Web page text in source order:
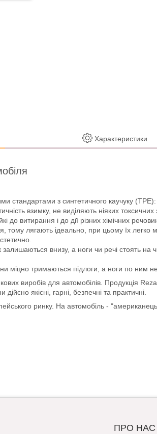
Характеристики
стандартами з синтетичного каучуку (ТРЕ):
взимку, не виділяють ніяких токсичних
до витирання і до дії різних хімічних
тому лягають ідеально, при цьому їх легко
внизу, а ноги чи речі стоять на
міцно тримаються підлоги, а ноги по ним
виробів для автомобілів. Продукція
якісні, гарні, безпечні та практичні.
ринку. На автомобіль -
ПРО НАС